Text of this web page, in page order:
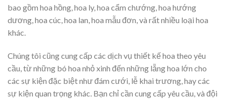
bao gồm hoa hồng, hoa ly, hoa cẩm chướng, hoa hướng
dương, hoa cúc, hoa lan, hoa mẫu đơn, và rất nhiều loại hoa
khác.
Chúng tôi cũng cung cấp các dịch vụ thiết kế hoa theo yêu
cầu, từ những bó hoa nhỏ xinh đến những lẵng hoa lớn cho
các sự kiện đặc biệt như đám cưới, lễ khai trương, hay các
sự kiện quan trọng khác. Bạn chỉ cần cung cấp yêu cầu, và đội